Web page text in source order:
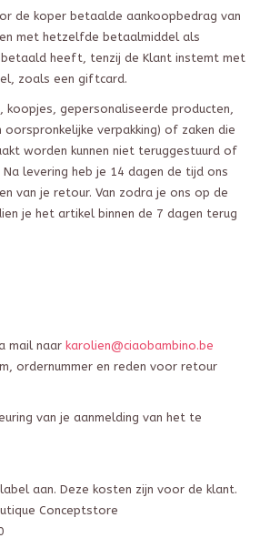
de koper betaalde aankoopbedrag van
met hetzelfde betaalmiddel als
heeft, tenzij de Klant instemt met
, zoals een giftcard.
koopjes, gepersonaliseerde producten,
oorspronkelijke verpakking) of zaken die
worden kunnen niet teruggestuurd of
levering heb je 14 dagen de tijd ons
van je retour. Van zodra je ons op de
je het artikel binnen de 7 dagen terug
mail naar karolien@ciaobambino.be
ordernummer en reden voor retour
van je aanmelding van het te
aan. Deze kosten zijn voor de klant.
Conceptstore